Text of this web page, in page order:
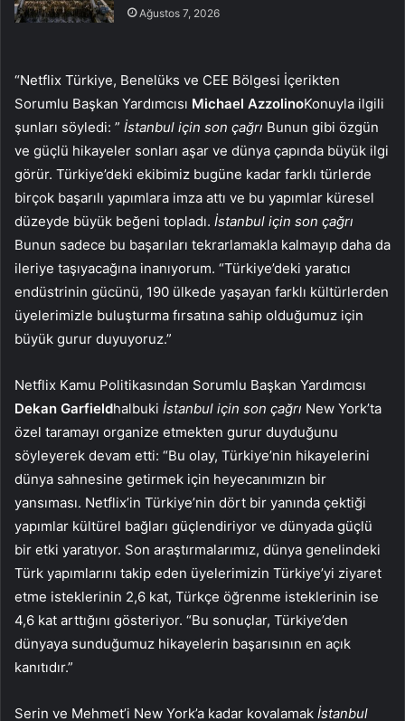
Ağustos 7, 2026
“Netflix Türkiye, Benelüks ve CEE Bölgesi İçerikten
Sorumlu Başkan Yardımcısı Michael AzzolinoKonuyla ilgili
şunları söyledi: ” İstanbul için son çağrı Bunun gibi özgün
ve güçlü hikayeler sonları aşar ve dünya çapında büyük ilgi
görür. Türkiye’deki ekibimiz bugüne kadar farklı türlerde
birçok başarılı yapımlara imza attı ve bu yapımlar küresel
düzeyde büyük beğeni topladı. İstanbul için son çağrı
Bunun sadece bu başarıları tekrarlamakla kalmayıp daha da
ileriye taşıyacağına inanıyorum. “Türkiye’deki yaratıcı
endüstrinin gücünü, 190 ülkede yaşayan farklı kültürlerden
üyelerimizle buluşturma fırsatına sahip olduğumuz için
büyük gurur duyuyoruz.”
Netflix Kamu Politikasından Sorumlu Başkan Yardımcısı
Dekan Garfieldhalbuki İstanbul için son çağrı New York’ta
özel taramayı organize etmekten gurur duyduğunu
söyleyerek devam etti: “Bu olay, Türkiye’nin hikayelerini
dünya sahnesine getirmek için heyecanımızın bir
yansıması. Netflix’in Türkiye’nin dört bir yanında çektiği
yapımlar kültürel bağları güçlendiriyor ve dünyada güçlü
bir etki yaratıyor. Son araştırmalarımız, dünya genelindeki
Türk yapımlarını takip eden üyelerimizin Türkiye’yi ziyaret
etme isteklerinin 2,6 kat, Türkçe öğrenme isteklerinin ise
4,6 kat arttığını gösteriyor. “Bu sonuçlar, Türkiye’den
dünyaya sunduğumuz hikayelerin başarısının en açık
kanıtıdır.”
Serin ve Mehmet’i New York’a kadar kovalamak İstanbul